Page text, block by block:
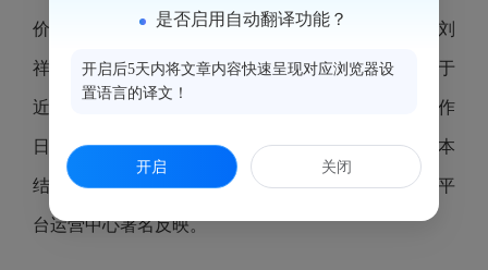
价。最终该标的以租金7240（元/月）成交，承租人为刘
祥武，竞价活动已经结束，该项目相关的交割手续将于
近期办理。现将本次竞价结果进行公告，公告5个工作
日（公告期：2025年4月18日-2025年4月24日），对本
结果有异议者请在公告期内向福州海峡纵横电子竞价平
台运营中心署名反映。
是否启用自动翻译功能？
开启后5天内将文章内容快速呈现对应浏览器设
置语言的译文！
开启 关闭